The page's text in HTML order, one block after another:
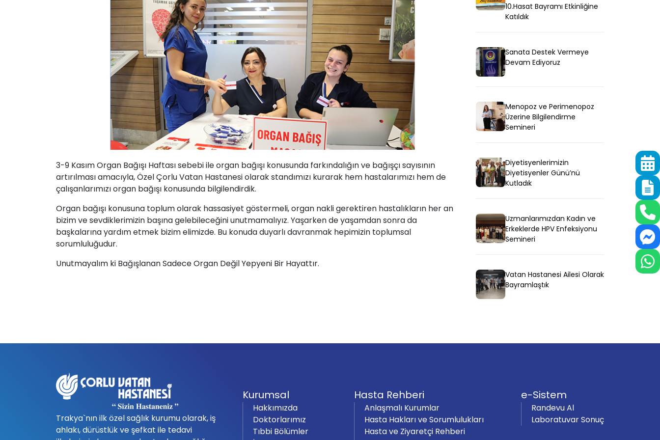
3-9 Kasım Organ Bağışı Haftası sebebi ile organ bağışı konusunda farkındalığın ve bağışçı sayısının
artırılması amacıyla, Özel Çorlu Vatan Hastanesi olarak standımızı kurarak hem hastalarımızı hem de
çalışanlarımızı organ bağışı konusunda bilgilendirdik.
Organ bağışı konusuna toplum olarak hassasiyet göstermeli, organ nakli gerektiren hastalıkların her an
bizim ve sevdiklerimizin başına gelebileceğini unutmamalıyız. Yaşarken de yaşamdan sonra da
başkalarına yardım etmek bizim elimizde. Bu konuda duyarlı davranmak hepimizin toplumsal
sorumluluğudur.
Unutmayalım ki Bağışlanan Sadece Organ Değil Yepyeni Bir Hayattır.
10.Hasat Bayramı Etkinliğine
Katıldık
Sanata Destek Vermeye
Devam Ediyoruz
Menopoz ve Perimenopoz
Üzerine Bilgilendirme
Semineri
Diyetisyenlerimizin
Diyetisyenler Günü’nü
Kutladık
Uzmanlarımızdan Kadın ve
Erkeklerde HPV Enfeksiyonu
Semineri
Vatan Hastanesi Ailesi Olarak
Bayramlaştık
Trakya`nın ilk özel sağlık kurumu olarak, iş
ahlakı, dürüstlük ve şefkat ile tedavi
Kurumsal
Hakkımızda
Doktorlarımız
Tıbbi Bölümler
Hasta Rehberi
Anlaşmalı Kurumlar
Hasta Hakları ve Sorumlulukları
Hasta ve Ziyaretçi Rehberi
e-Sistem
Randevu Al
Laboratuvar Sonuç